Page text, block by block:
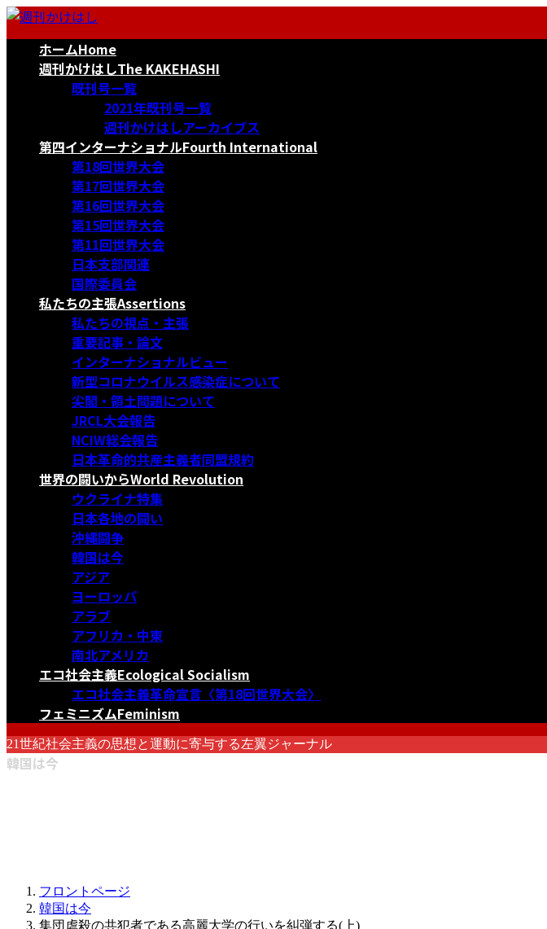
コ
ナ
ホームHome
週刊かけはしThe KAKEHASHI
既刊号一覧
2021年既刊号一覧
週刊かけはしアーカイブス
第四インターナショナルFourth International
第18回世界大会
第17回世界大会
第16回世界大会
第15回世界大会
第11回世界大会
日本支部関連
国際委員会
私たちの主張Assertions
私たちの視点・主張
重要記事・論文
インターナショナルビュー
新型コロナウイルス感染症について
尖閣・領土問題について
JRCL大会報告
NCIW総会報告
日本革命的共産主義者同盟規約
世界の闘いからWorld Revolution
ウクライナ特集
日本各地の闘い
沖縄闘争
韓国は今
アジア
ヨーロッパ
アラブ
アフリカ・中東
南北アメリカ
エコ社会主義Ecological Socialism
エコ社会主義革命宣言〈第18回世界大会〉
フェミニズムFeminism
21世紀社会主義の思想と運動に寄与する左翼ジャーナル
韓国は今
フロントページ
韓国は今
集団虐殺の共犯者である高麗大学の行いを糾弾する(上)